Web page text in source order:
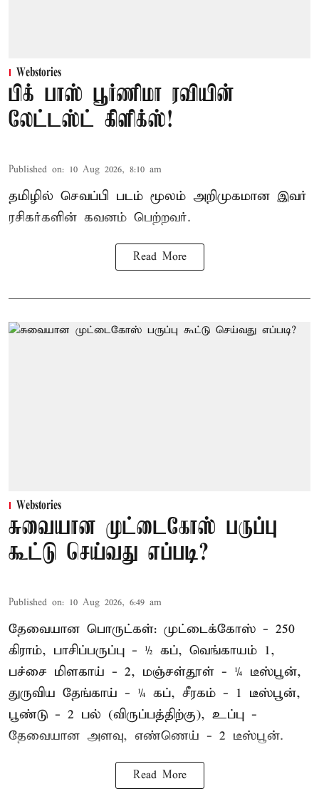
Webstories
பிக் பாஸ் பூர்ணிமா ரவியின்
லேட்டஸ்ட் கிளிக்ஸ்!
Published on: 10 Aug 2026, 8:10 am
தமிழில் செவப்பி படம் மூலம் அறிமுகமான இவர்
ரசிகர்களின் கவனம் பெற்றவர்.
Read More
Webstories
சுவையான முட்டைகோஸ் பருப்பு
கூட்டு செய்வது எப்படி?
Published on: 10 Aug 2026, 6:49 am
தேவையான பொருட்கள்: முட்டைக்கோஸ் - 250
கிராம், பாசிப்பருப்பு - ½ கப், வெங்காயம் 1,
பச்சை மிளகாய் - 2, மஞ்சள்தூள் - ¼ டீஸ்பூன்,
துருவிய தேங்காய் - ¼ கப், சீரகம் - 1 டீஸ்பூன்,
பூண்டு - 2 பல் (விருப்பத்திற்கு), உப்பு -
தேவையான அளவு, எண்ணெய் - 2 டீஸ்பூன்.
Read More